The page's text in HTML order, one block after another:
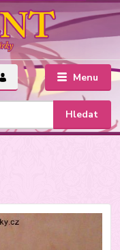
Menu
Hledat